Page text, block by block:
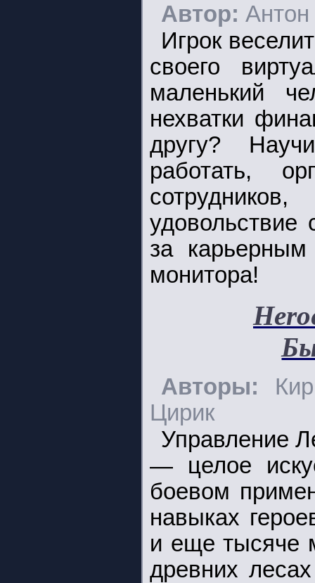
Автор:
Игрок
своего
маленький
нехватки
другу?
работать,
за
монитора!
Авторы:
Цирик
Управление
— целое
боевом
навыках
и еще тысяче
древних